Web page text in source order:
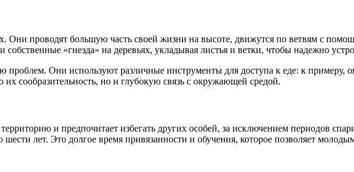
Они проводят большую часть своей жизни на высоте, движутся по ветвям с
«гнезда» на деревьях, укладывая листья и ветки, чтобы надежно
Они используют различные инструменты для доступа к еде: к примеру,
сообразительность, но и глубокую связь с окружающей средой.
и предпочитает избегать других особей, за исключением периодов
шести лет. Это долгое время привязанности и обучения, которое позволяет